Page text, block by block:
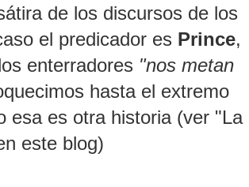
de los discursos de los
el predicador es Prince,
enterradores "nos metan
hasta el extremo
esa es otra historia (ver "La
este blog)